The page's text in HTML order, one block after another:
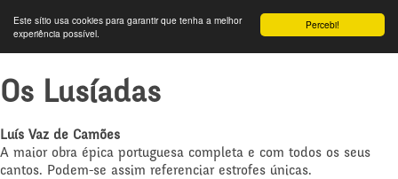
Percebi!
Este sítio usa cookies para garantir que tenha a melhor
experiência possível.
Os Lusíadas
Luís Vaz de Camões
A maior obra épica portuguesa completa e com todos os seus
cantos. Podem-se assim referenciar estrofes únicas.